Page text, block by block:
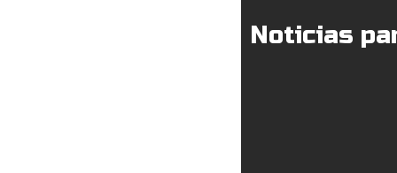
Noticias